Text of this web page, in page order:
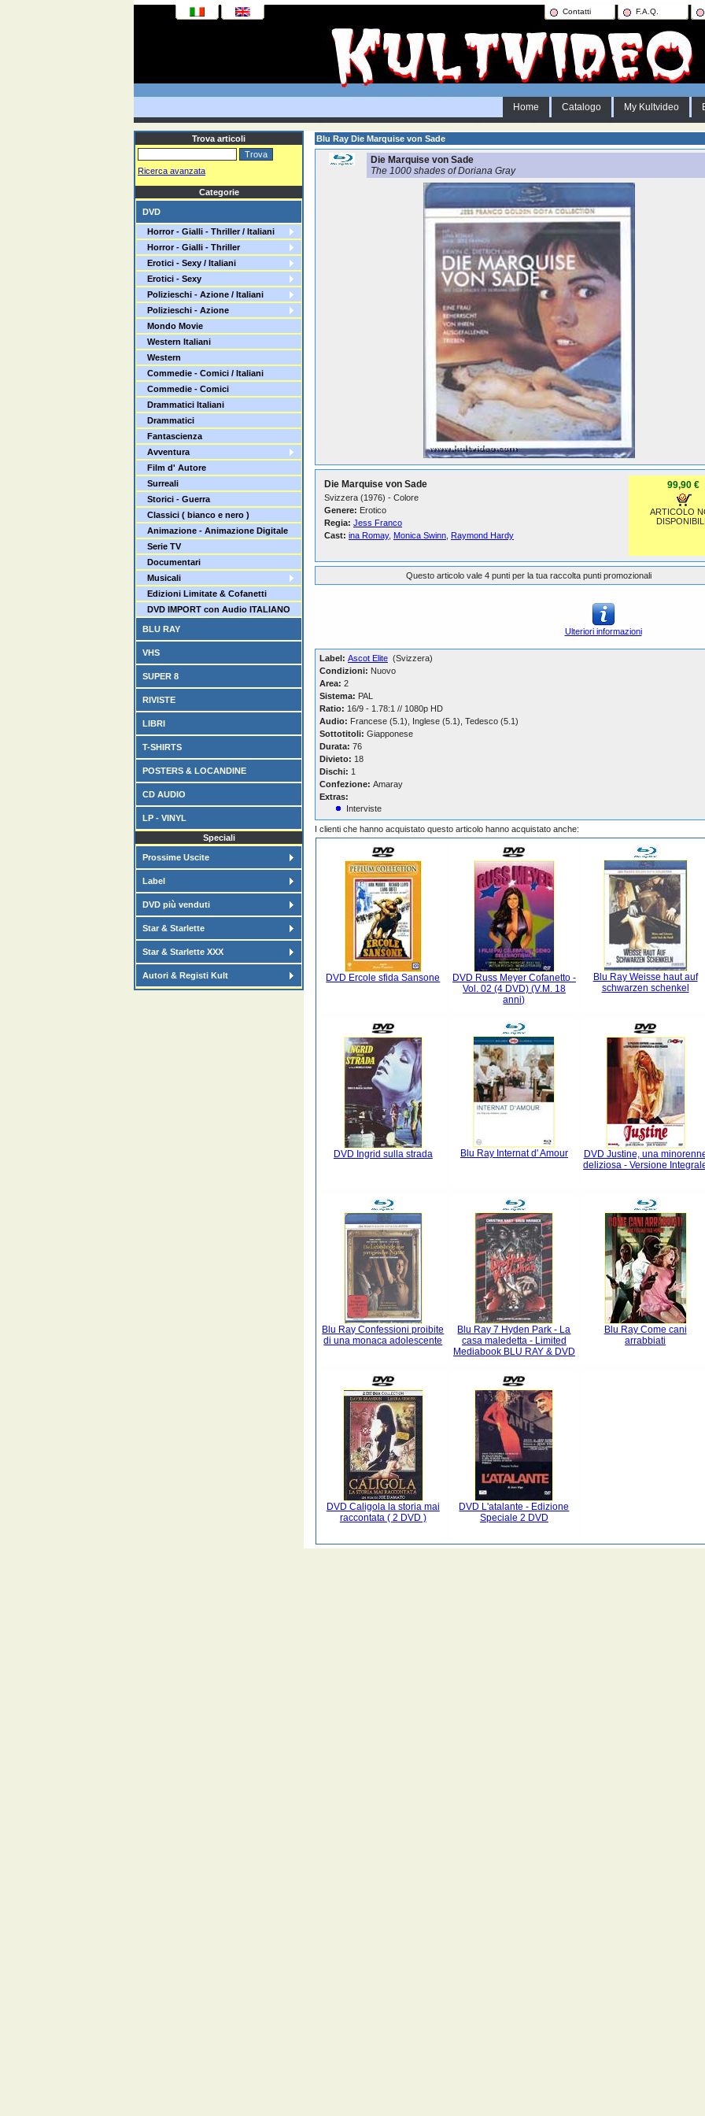
Contatti F.A.Q.
Home Catalogo My Kultvideo
Trova articoli
Ricerca avanzata
Categorie
DVD
Horror - Gialli - Thriller / Italiani
Horror - Gialli - Thriller
Erotici - Sexy / Italiani
Erotici - Sexy
Polizieschi - Azione / Italiani
Polizieschi - Azione
Mondo Movie
Western Italiani
Western
Commedie - Comici / Italiani
Commedie - Comici
Drammatici Italiani
Drammatici
Fantascienza
Avventura
Film d' Autore
Surreali
Storici - Guerra
Classici ( bianco e nero )
Animazione - Animazione Digitale
Serie TV
Documentari
Musicali
Edizioni Limitate & Cofanetti
DVD IMPORT con Audio ITALIANO
BLU RAY
VHS
SUPER 8
RIVISTE
LIBRI
T-SHIRTS
POSTERS & LOCANDINE
CD AUDIO
LP - VINYL
Speciali
Prossime Uscite
Label
DVD più venduti
Star & Starlette
Star & Starlette XXX
Autori & Registi Kult
Blu Ray Die Marquise von Sade
Die Marquise von Sade
The 1000 shades of Doriana Gray
Die Marquise von Sade
Svizzera (1976) - Colore
Genere: Erotico
Regia: Jess Franco
Cast: ina Romay, Monica Swinn Raymond Hardy
99,90 €
ARTICOLO
Questo articolo vale 4 punti per la tua raccolta punti promozionali
Ulteriori informazioni
Label: Ascot Elite (Svizzera)
Condizioni: Nuovo
Area: 2
Sistema: PAL
Ratio: 16/9 - 1.78:1 // 1080p HD
Audio: Francese (5.1), Inglese (5.1), Tedesco (5.1)
Sottotitoli: Giapponese
Durata: 76
Divieto: 18
Dischi: 1
Confezione: Amaray
Extras:
Interviste
I clienti che hanno acquistato questo articolo hanno acquistato anche:
DVD Ercole sfida Sansone
DVD Russ Meyer Cofanetto -
Vol. 02 (4 DVD) (V.M. 18
anni)
Blu Ray Weisse haut auf
schwarzen schenkel
DVD Ingrid sulla strada Blu Ray Internat d' Amour
DVD Justine, una
deliziosa - Versione
Blu Ray Confessioni proibite
di una monaca adolescente
Blu Ray 7 Hyden Park - La
casa maledetta - Limited
Mediabook BLU RAY & DVD
Blu Ray Come cani
arrabbiati
DVD Caligola la storia mai
raccontata ( 2 DVD )
DVD L'atalante - Edizione
Speciale 2 DVD